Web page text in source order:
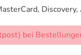
bei